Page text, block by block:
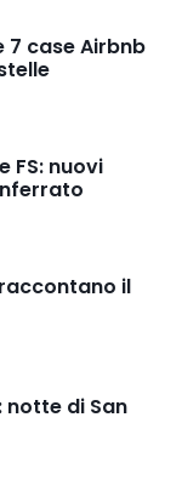
7 case Airbnb
FS: nuovi
il
notte di San